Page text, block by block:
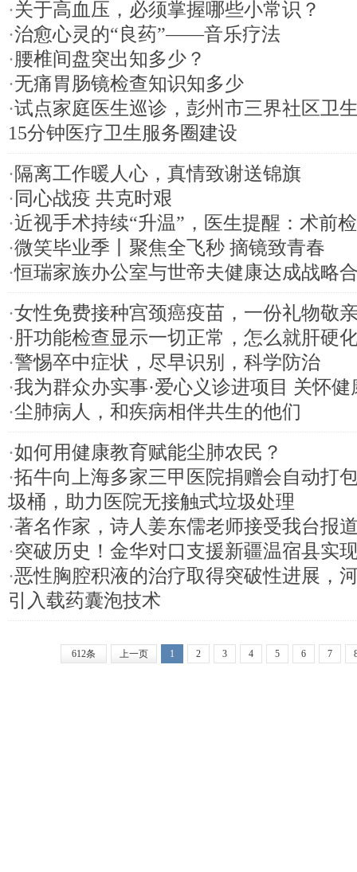
·关于高血压，必须掌握哪些小常识？
·治愈心灵的“良药”——音乐疗法
·腰椎间盘突出知多少？
·无痛胃肠镜检查知识知多少
·试点家庭医生巡诊，彭州市三界社区卫
15分钟医疗卫生服务圈建设
·隔离工作暖人心，真情致谢送锦旗
· 同心战疫 共克时艰
·近视手术持续“升温”，医生提醒：术前
·微笑毕业季丨聚焦全飞秒 摘镜致青春
·恒瑞家族办公室与世帝夫健康达成战略
·女性免费接种宫颈癌疫苗，一份礼物敬
·肝功能检查显示一切正常，怎么就肝硬
·警惕卒中症状，尽早识别，科学防治
·我为群众办实事·爱心义诊进项目 关怀健
·尘肺病人，和疾病相伴共生的他们
·如何用健康教育赋能尘肺农民？
·拓牛向上海多家三甲医院捐赠会自动打
圾桶，助力医院无接触式垃圾处理
·著名作家，诗人姜东儒老师接受我台报
·突破历史！金华对口支援新疆温宿县实
·恶性胸腔积液的治疗取得突破性进展，
引入载药囊泡技术
612条 上一页 1 2 3 4 5 6 7